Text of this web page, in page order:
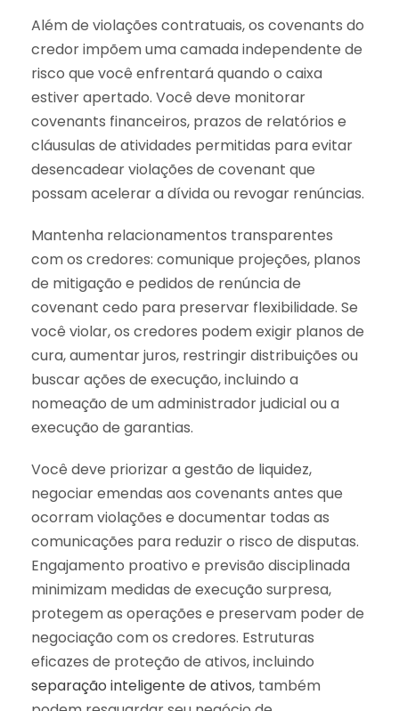
Além de violações contratuais, os covenants do
credor impõem uma camada independente de
risco que você enfrentará quando o caixa
estiver apertado. Você deve monitorar
covenants financeiros, prazos de relatórios e
cláusulas de atividades permitidas para evitar
desencadear violações de covenant que
possam acelerar a dívida ou revogar renúncias.
Mantenha relacionamentos transparentes
com os credores: comunique projeções, planos
de mitigação e pedidos de renúncia de
covenant cedo para preservar flexibilidade. Se
você violar, os credores podem exigir planos de
cura, aumentar juros, restringir distribuições ou
buscar ações de execução, incluindo a
nomeação de um administrador judicial ou a
execução de garantias.
Você deve priorizar a gestão de liquidez,
negociar emendas aos covenants antes que
ocorram violações e documentar todas as
comunicações para reduzir o risco de disputas.
Engajamento proativo e previsão disciplinada
minimizam medidas de execução surpresa,
protegem as operações e preservam poder de
negociação com os credores. Estruturas
eficazes de proteção de ativos, incluindo
separação inteligente de ativos, também